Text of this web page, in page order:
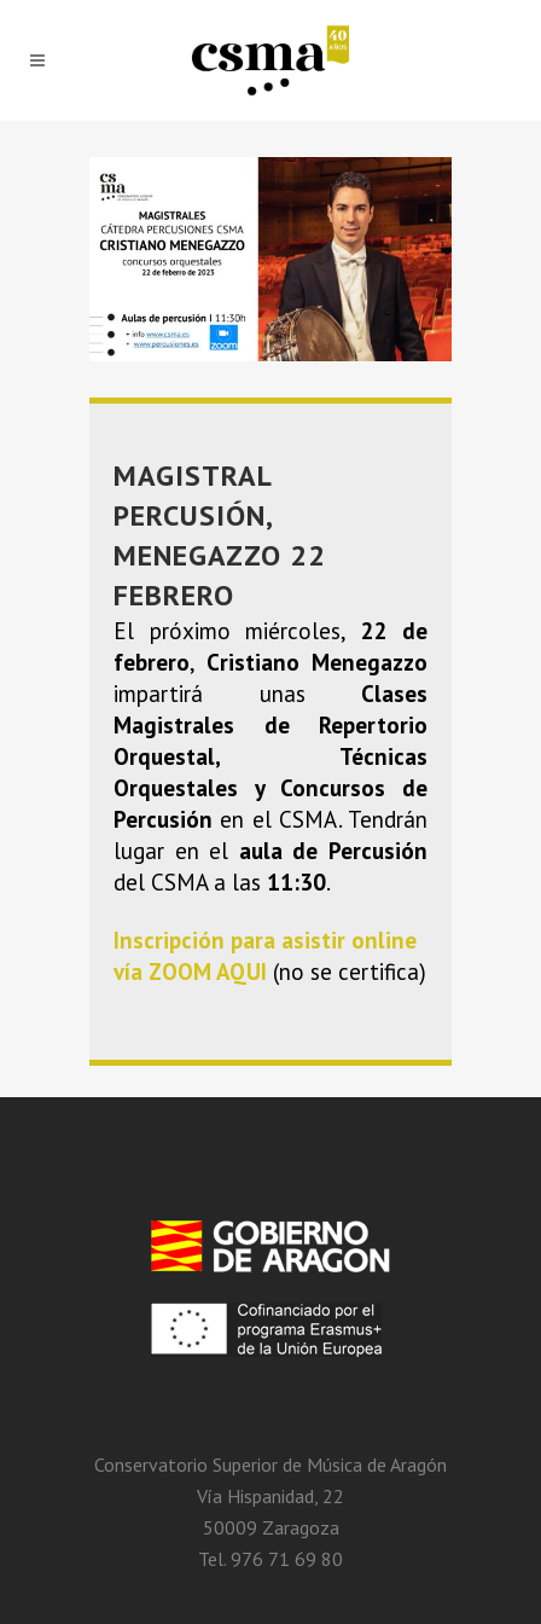
MAGISTRAL
PERCUSIÓN,
MENEGAZZO 22
FEBRERO
El próximo miércoles, 22 de
febrero, Cristiano Menegazzo
impartirá unas Clases
Magistrales de Repertorio
Orquestal, Técnicas
Orquestales y Concursos de
Percusión en el CSMA. Tendrán
lugar en el aula de Percusión
del CSMA a las 11:30.
Inscripción para asistir online
vía ZOOM AQUI (no se certifica)
Conservatorio Superior de Música de Aragón
Vía Hispanidad, 22
50009 Zaragoza
Tel. 976 71 69 80